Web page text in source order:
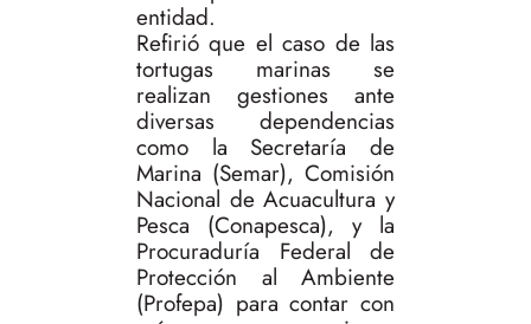
entidad.
Refirió que el caso de las
tortugas marinas se
realizan gestiones ante
diversas dependencias
como la Secretaría de
Marina (Semar), Comisión
Nacional de Acuacultura y
Pesca (Conapesca), y la
Procuraduría Federal de
Protección al Ambiente
(Profepa) para contar con